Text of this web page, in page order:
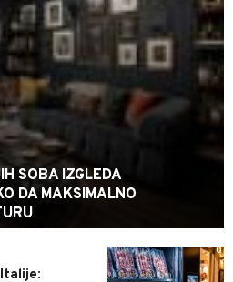
SOBA IZGLEDA
DA MAKSIMALNO
0